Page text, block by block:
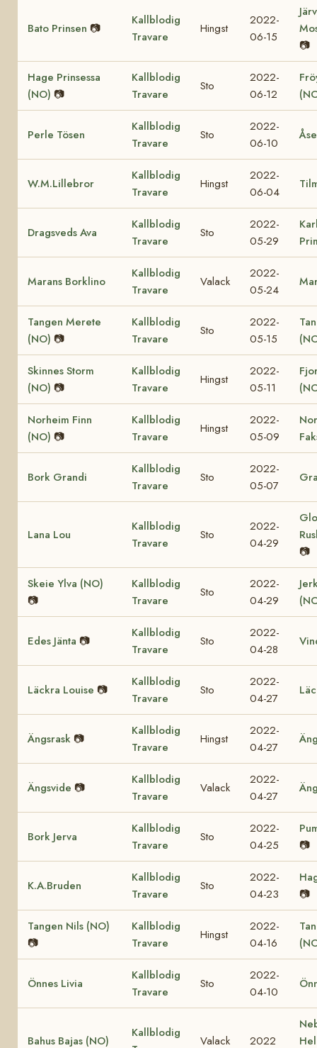
Bato Prinsen 📷
Kallblodig
Travare
Hingst
2022-
06-15
📷
Hage Prinsessa
(NO) 📷
Kallblodig
Travare
Sto
2022-
06-12
Perle Tösen
Kallblodig
Travare
Sto
2022-
06-10
Åse
W.M.Lillebror
Kallblodig
Travare
Hingst
2022-
06-04
Dragsveds Ava
Kallblodig
Travare
Sto
2022-
05-29
Marans Borklino
Kallblodig
Travare
Valack
2022-
05-24
Tangen Merete
(NO) 📷
Kallblodig
Travare
Sto
2022-
05-15
Skinnes Storm
(NO) 📷
Kallblodig
Travare
Hingst
2022-
05-11
Norheim Finn
(NO) 📷
Kallblodig
Travare
Hingst
2022-
05-09
Bork Grandi
Kallblodig
Travare
Sto
2022-
05-07
Lana Lou
Kallblodig
Travare
Sto
2022-
04-29
📷
Skeie Ylva (NO)
📷
Kallblodig
Travare
Sto
2022-
04-29
Edes Jänta 📷
Kallblodig
Travare
Sto
2022-
04-28
Läckra Louise 📷
Kallblodig
Travare
Sto
2022-
04-27
Ängsrask 📷
Kallblodig
Travare
Hingst
2022-
04-27
Ängsvide 📷
Kallblodig
Travare
Valack
2022-
04-27
Bork Jerva
Kallblodig
Travare
Sto
2022-
04-25
📷
K.A.Bruden
Kallblodig
Travare
Sto
2022-
04-23
📷
Tangen Nils (NO)
📷
Kallblodig
Travare
Hingst
2022-
04-16
Önnes Livia
Kallblodig
Travare
Sto
2022-
04-10
Bahus Bajas (NO)
Kallblodig
Valack 2022